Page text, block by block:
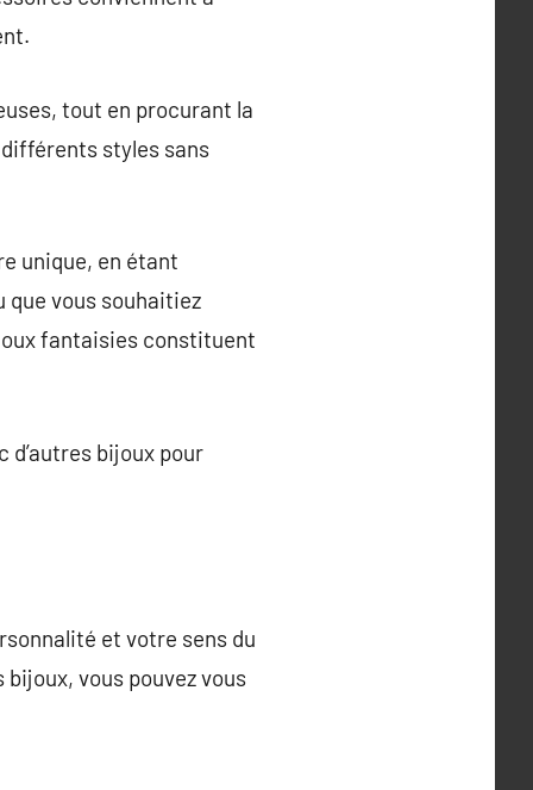
tout en procurant la
styles sans
unique, en étant
que vous souhaitiez
fantaisies constituent
bijoux pour
et votre sens du
vous pouvez vous